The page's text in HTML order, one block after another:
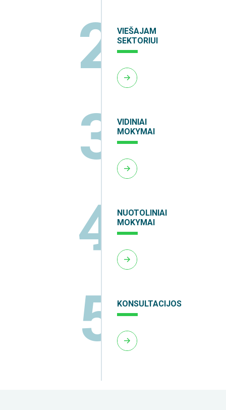
2
VIEŠAJAM
SEKTORIUI
3
VIDINIAI
MOKYMAI
4
NUOTOLINIAI
MOKYMAI
5 KONSULTACIJOS